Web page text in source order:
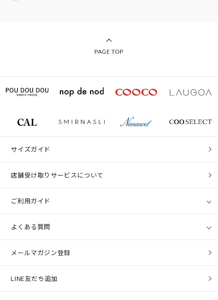
PAGE TOP
サイズガイド
店舗受け取りサービスについて
ご利用ガイド
よくある質問
メールマガジン登録
LINE友だち追加